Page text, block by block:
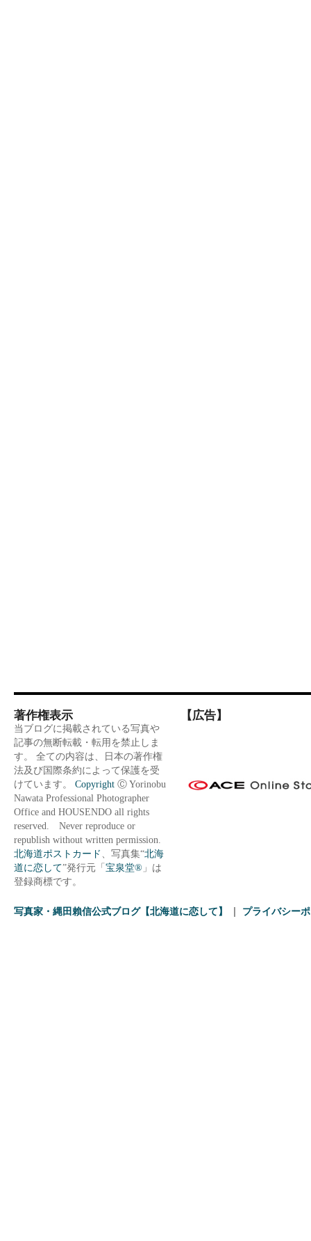
著作権表示
当ブログに掲載されている写真や
記事の無断転載・転用を禁止しま
す。 全ての内容は、日本の著作権
法及び国際条約によって保護を受
けています。 Copyright Ⓒ Yorinobu
Nawata Professional Photographer
Office and HOUSENDO all rights
reserved. Never reproduce or
republish without written permission.
北海道ポストカード
、写真集“北海
道に恋して”発行元「 宝泉堂® 」は
登録商標です。
【広告】
写真家・縄田賴信公式ブログ【北海道に恋して】 プライバシー